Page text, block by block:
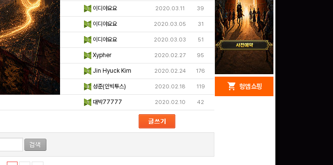
이디야요요 2020.03.11 39
이디야요요 2020.03.05 31
이디야요요 2020.03.03 51
Xypher 2020.02.27 95
Jin Hyuck Kim 2020.02.24 176
성준(인빅투스) 2020.02.18 119
대박77777 2020.02.10 42
redeem 헝앱 경품 shopping_cart 헝앱 쇼핑